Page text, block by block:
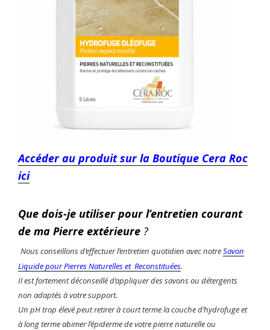
Accéder au produit sur la Boutique Cera Roc
ici
Que dois-je utiliser pour l’entretien courant
de ma Pierre extérieure ?
Nous conseillons d’effectuer l’entretien quotidien avec notreSavon
Liquide pour Pierres Naturelles et Reconstituées.
Il est fortement déconseillé d’appliquer des savons ou détergents
non adaptés à votre support.
Un pH trop élevé peut retirer à court terme la couche d’hydrofuge et
à long terme abimer l’épiderme de votre pierre naturelle ou